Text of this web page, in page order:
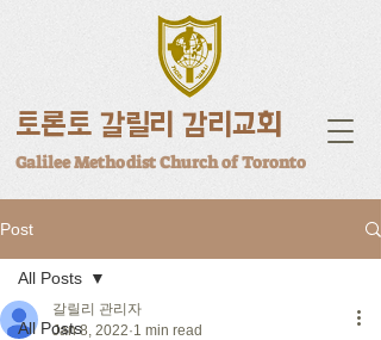
토론토 갈릴리 감리교회
Galilee Methodist Church of Toronto
Post
All Posts
All Posts
갈릴리 관리자
Jan 8, 2022 1 min read